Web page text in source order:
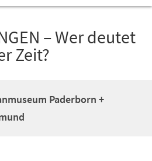
– Wer deutet
Zeit?
Paderborn +